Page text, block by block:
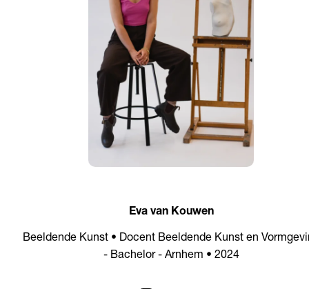
Eva van Kouwen
Beeldende Kunst • Docent Beeldende Kunst en
- Bachelor - Arnhem • 2024